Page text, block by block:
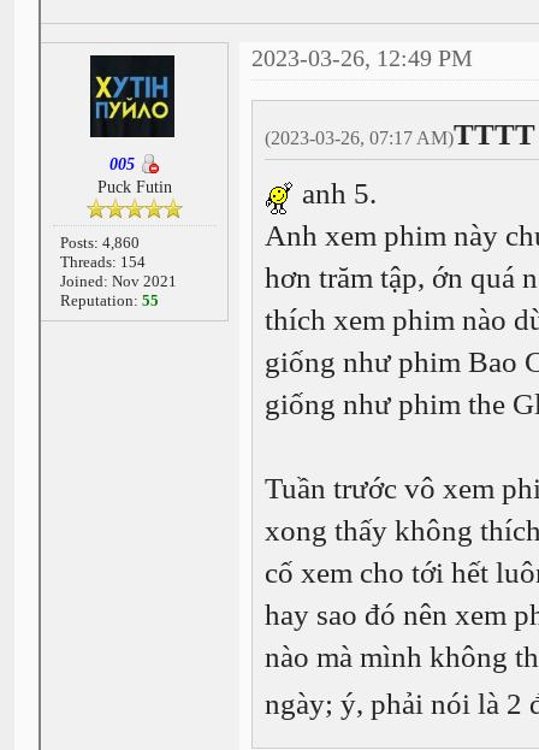
005
Puck Futin
Posts: 4,860
Threads: 154
Joined: Nov 2021
Reputation: 55
2023-03-26, 12:49 PM
(2023-03-26, 07:17 AM)TTTT
anh 5.
Anh xem phim này
hơn trăm tập, ớn quá
thích xem phim nào
giống như phim Bao
giống như phim the
Tuần trước vô xem
xong thấy không
cố xem cho tới hết
hay sao đó nên xem
nào mà mình không
ngày; ý, phải nói là 2